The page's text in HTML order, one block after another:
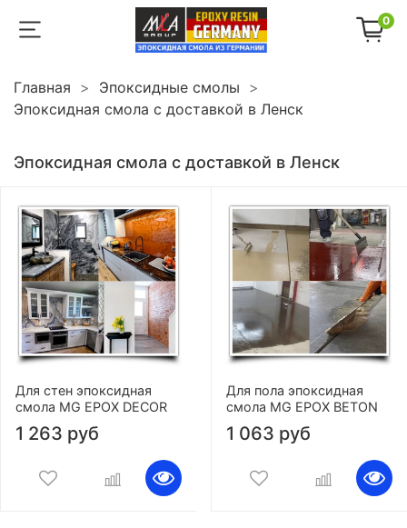
0
Главная
Эпоксидные смолы
Эпоксидная смола с доставкой в Ленск
Эпоксидная смола с доставкой в Ленск
Для стен эпоксидная
смола MG EPOX DECOR
1 263 руб
Для пола эпоксидная
смола MG EPOX BETON
1 063 руб